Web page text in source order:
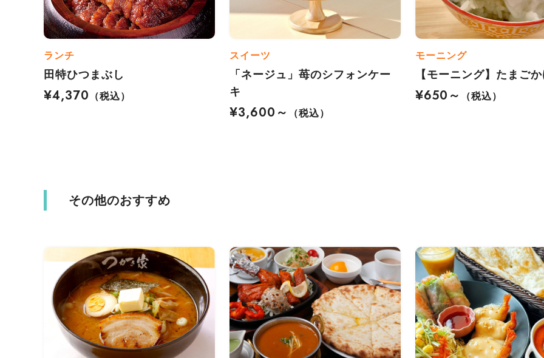
ランチ
田特ひつまぶし
¥4,370
（税込）
スイーツ
「ネージュ」苺のシフォンケー
キ
¥3,600～
（税込）
モーニング
【モーニング】たまご
¥650～
（税込）
その他のおすすめ